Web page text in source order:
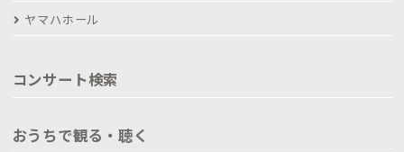
ヤマハホール
コンサート検索
おうちで観る・聴く